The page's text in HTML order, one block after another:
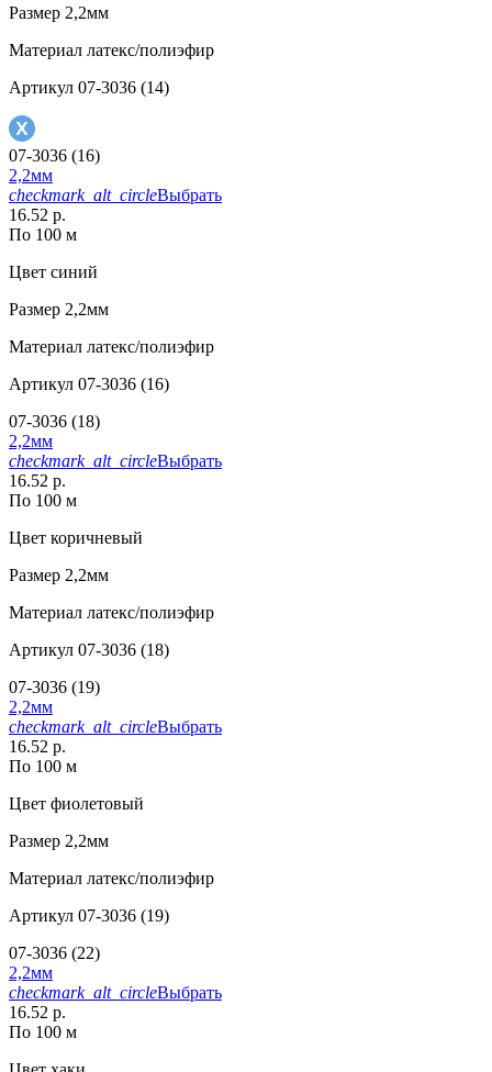
Размер 2,2мм
Материал латекс/полиэфир
Артикул 07-3036 (14)
07-3036 (16)
2,2мм
checkmark_alt_circleВыбрать
16.52 р.
По 100 м
Цвет синий
Размер 2,2мм
Материал латекс/полиэфир
Артикул 07-3036 (16)
07-3036 (18)
2,2мм
checkmark_alt_circleВыбрать
16.52 р.
По 100 м
Цвет коричневый
Размер 2,2мм
Материал латекс/полиэфир
Артикул 07-3036 (18)
07-3036 (19)
2,2мм
checkmark_alt_circleВыбрать
16.52 р.
По 100 м
Цвет фиолетовый
Размер 2,2мм
Материал латекс/полиэфир
Артикул 07-3036 (19)
07-3036 (22)
2,2мм
checkmark_alt_circleВыбрать
16.52 р.
По 100 м